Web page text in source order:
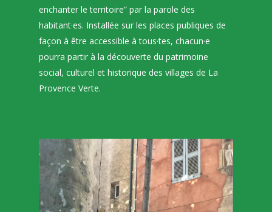
enchanter le territoire” par la parole des
habitant·es. Installée sur les places publiques de
façon à être accessible à tous·tes, chacun·e
pourra partir à la découverte du patrimoine
social, culturel et historique des villages de La
Provence Verte.